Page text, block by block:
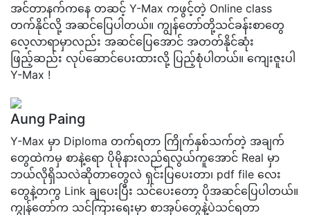
အင်တာနက်ကနေ တဆင့် Y-Max ကဖွင့်တဲ့ Online class
တက်နိုင်လို့ အဆင်ပြေပါတယ်။ ကျွန်တော်တို့သင်ခန်းစာတွေ
လေ့လာရာမှာလည်း အဆင်ပြေအောင် အတတ်နိုင်ဆုံး
ဖြည့်ဆည်း လုပ်ဆောင်ပေးထားလို့ ပြည့်စုံပါတယ်။ ကျေးဇူးပါ
Y-Max !
Aung Paing
Y-Max မှာ Diploma တက်ရတာ ကြိုက်နှစ်သက်တဲ့ အချက်
တွေထဲကမှ စာနဲ့ရော ပိုမိုနားလည်ရလွယ်ကူအောင် Real မှာ
ဘယ်လိုရှိသလဲဆိုတာတွေလဲ ရှင်းပြပေးတာ၊ pdf file လေး
တွေနဲ့တကွ Link ချပေးပြီး သင်ပေးတော့ ပိုအဆင်ပြေပါတယ်။
ကျွန်တော်က သင်ကြားရေးမှာ စာအုပ်တွေနဲ့ပဲသင်ရတာ